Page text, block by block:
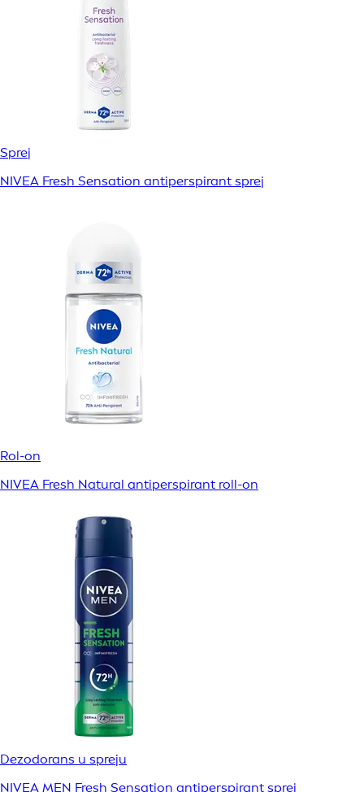
Sprej
NIVEA Fresh Sensation antiperspirant sprej
Rol-on
NIVEA Fresh Natural antiperspirant roll-on
Dezodorans u spreju
NIVEA MEN Fresh Sensation antiperspirant sprej